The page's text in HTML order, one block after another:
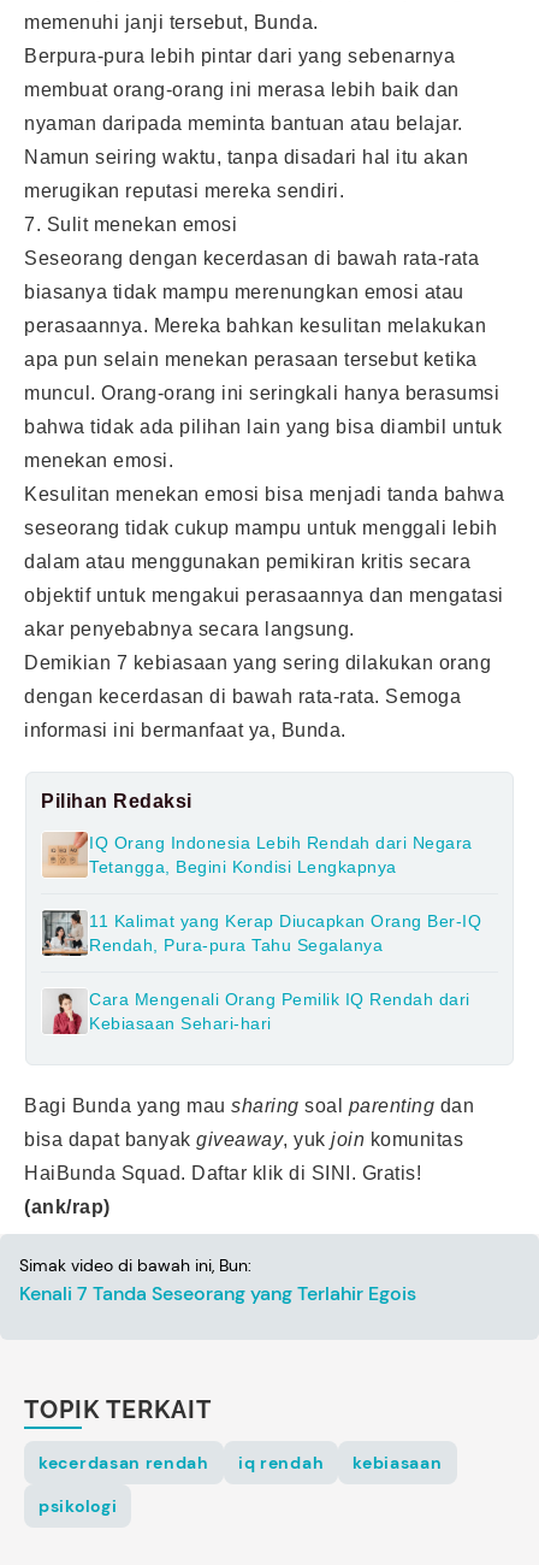
memenuhi janji tersebut, Bunda.
Berpura-pura lebih pintar dari yang sebenarnya
membuat orang-orang ini merasa lebih baik dan
nyaman daripada meminta bantuan atau belajar.
Namun seiring waktu, tanpa disadari hal itu akan
merugikan reputasi mereka sendiri.
7. Sulit menekan emosi
Seseorang dengan kecerdasan di bawah rata-rata
biasanya tidak mampu merenungkan emosi atau
perasaannya. Mereka bahkan kesulitan melakukan
apa pun selain menekan perasaan tersebut ketika
muncul. Orang-orang ini seringkali hanya berasumsi
bahwa tidak ada pilihan lain yang bisa diambil untuk
menekan emosi.
Kesulitan menekan emosi bisa menjadi tanda bahwa
seseorang tidak cukup mampu untuk menggali lebih
dalam atau menggunakan pemikiran kritis secara
objektif untuk mengakui perasaannya dan mengatasi
akar penyebabnya secara langsung.
Demikian 7 kebiasaan yang sering dilakukan orang
dengan kecerdasan di bawah rata-rata. Semoga
informasi ini bermanfaat ya, Bunda.
Pilihan Redaksi
IQ Orang Indonesia Lebih Rendah dari Negara
Tetangga, Begini Kondisi Lengkapnya
11 Kalimat yang Kerap Diucapkan Orang Ber-IQ
Rendah, Pura-pura Tahu Segalanya
Cara Mengenali Orang Pemilik IQ Rendah dari
Kebiasaan Sehari-hari
Bagi Bunda yang mau sharing soal parenting dan
bisa dapat banyak giveaway, yuk join komunitas
HaiBunda Squad. Daftar klik di SINI . Gratis!
(ank/rap)
Simak video di bawah ini, Bun:
Kenali 7 Tanda Seseorang yang Terlahir Egois
TOPIK TERKAIT
kecerdasan rendah iq rendah
kebiasaan
psikologi